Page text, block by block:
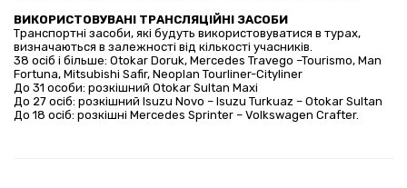
ВИКОРИСТОВУВАНІ ТРАНСЛЯЦІЙНІ ЗАСОБИ
Транспортні засоби, які будуть використовуватися в турах,
визначаються в залежності від кількості учасників.
38 осіб і більше: Otokar Doruk, Mercedes Travego –Tourismo, Man
Fortuna, Mitsubishi Safir, Neoplan Tourliner-Cityliner
До 31 особи: розкішний Otokar Sultan Maxi
До 27 осіб: розкішний Isuzu Novo – Isuzu Turkuaz – Otokar Sultan
До 18 осіб: розкішні Mercedes Sprinter – Volkswagen Crafter.